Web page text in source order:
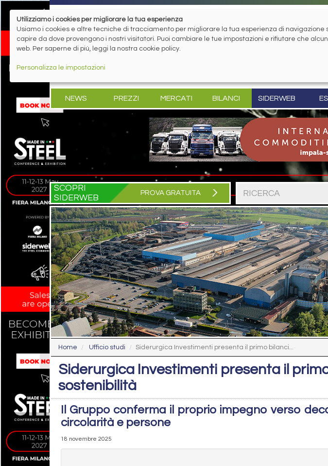
NEWS PREZZI MERCATI BILANCI SIDERWEB
SCOPRI
SIDERWEB
PROVA GRATUITA
Home Ufficio studi Siderurgica Investimenti presenta il primo bilanci...
Siderurgica Investimenti presenta il
sostenibilità
Il Gruppo conferma il proprio impegno verso
circolarità e persone
18 novembre 2025
Utilizziamo i cookies per migliorare la tua esperienza
Usiamo i cookies e altre tecniche di tracciamento per migliorare la tua esperienza di
capire da dove provengono i nostri visitatori. Puoi cambiare le tue impostazioni e rifiutare che
web. Per saperne di più, leggi la nostra cookie policy.
Personalizza le impostazioni